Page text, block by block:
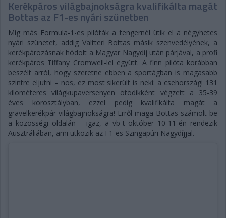
Kerékpáros világbajnokságra kvalifikálta magát
Bottas az F1-es nyári szünetben
Míg más Formula-1-es pilóták a tengernél ütik el a négyhetes
nyári szünetet, addig Valtteri Bottas másik szenvedélyének, a
kerékpározásnak hódolt a Magyar Nagydíj után párjával, a profi
kerékpáros Tiffany Cromwell-lel együtt. A finn pilóta korábban
beszélt arról, hogy szeretne ebben a sportágban is magasabb
szintre eljutni – nos, ez most sikerült is neki: a csehországi 131
kilométeres világkupaversenyen ötödikként végzett a 35-39
éves korosztályban, ezzel pedig kvalifikálta magát a
gravelkerékpár-világbajnokságra! Erről maga Bottas számolt be
a közösségi oldalán – igaz, a vb-t október 10-11-én rendezik
Ausztráliában, ami ütközik az F1-es Szingapúri Nagydíjjal.